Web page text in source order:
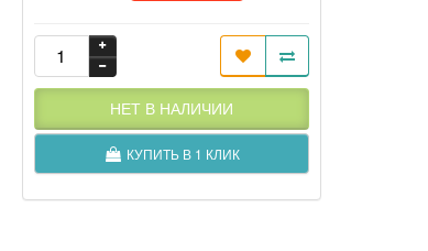
НЕТ В НАЛИЧИИ
КУПИТЬ В 1 КЛИК